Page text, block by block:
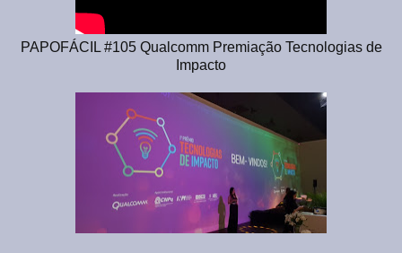
PAPOFÁCIL #105 Qualcomm Premiação Tecnologias de
Impacto